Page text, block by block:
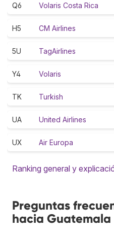
Q6 Volaris Costa Rica
H5 CM Airlines
5U TagAirlines
Y4 Volaris
TK Turkish
UA United Airlines
UX Air Europa
Ranking general y
Preguntas
hacia Guatemala